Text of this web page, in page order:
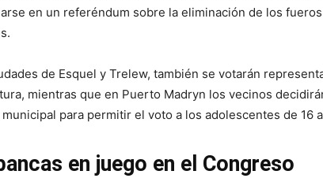
en un referéndum sobre la eliminación de los
de Esquel y Trelew, también se votarán
mientras que en Puerto Madryn los vecinos
para permitir el voto a los adolescentes de 16
en juego en el Congreso